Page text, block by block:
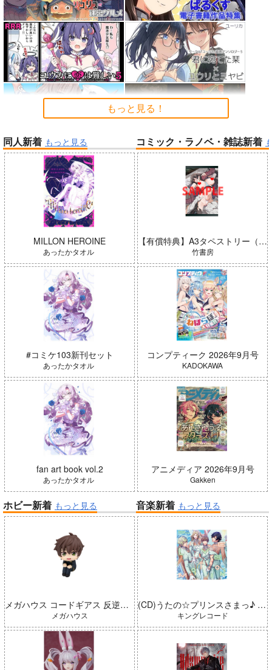
孤独だった国民的美少女の妹を一晩
泊めたら懐かれた
人狼機ウィンヴルガ ー叛逆篇ー 5
魔王マーラ煩悩学園 ～勇者、教師に 時々ボソッとロシア語でデレる勇者
のアーリャさん
帝国機神ヴォルカミオン 2 ふかふかダンジョン攻略記 19
Summer Challenger/水瀬いの
「少女☆歌劇 レヴュースタァ
ライト」スペシャルライブ “St
arry Horizon” Blu-ray(初回限
インゴクダンチ
春夏秋冬代行者 春の舞 よわよわ先生
もっと見る！
同人新着 もっと見る
MILLON HEROINE
あったかタオル
#コミケ103新刊セット
あったかタオル
fan art book vol.2
あったかタオル
コミック・ラノベ・雑誌新着
【有償特典】A3タペストリー（ガールズゾンビパーティー 5）
竹書房
コンプティーク 2026年9月号
KADOKAWA
アニメディア 2026年9月号
Gakken
ホビー新着 もっと見る
メガハウス コードギアス 反逆のルルーシュ るかっぷ 枢木スザク 完成品
メガハウス
音楽新着 もっと見る
(CD)うたの☆プリンスさまっ♪ LIVE EMOTION 2nd Anniversary CD トキヤ・カミュ・瑛二・大和
キングレコード